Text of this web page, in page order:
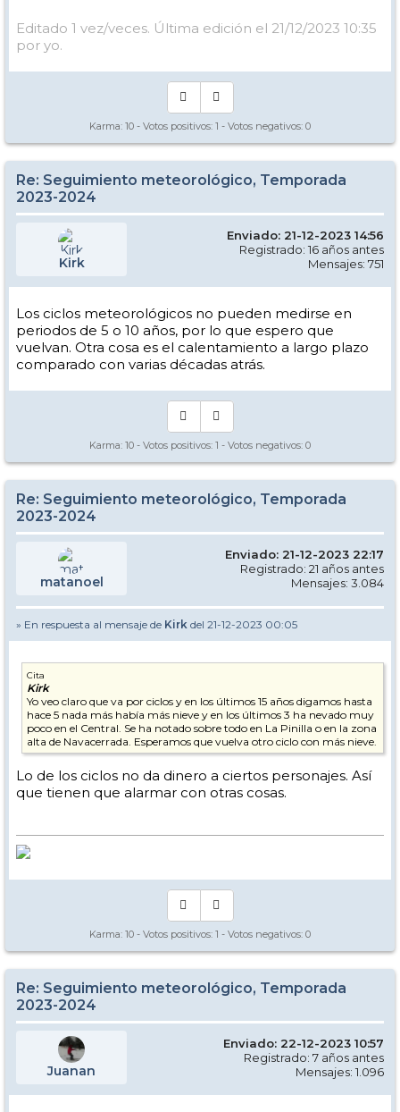
Editado 1 vez/veces. Última edición el 21/12/2023 10:35
por yo.
Karma: 10 - Votos positivos: 1 - Votos negativos: 0
Re: Seguimiento meteorológico, Temporada
2023-2024
Kirk
Enviado: 21-12-2023 14:56
Registrado: 16 años antes
Mensajes: 751
Los ciclos meteorológicos no pueden medirse en
periodos de 5 o 10 años, por lo que espero que
vuelvan. Otra cosa es el calentamiento a largo plazo
comparado con varias décadas atrás.
Karma: 10 - Votos positivos: 1 - Votos negativos: 0
Re: Seguimiento meteorológico, Temporada
2023-2024
matanoel
Enviado: 21-12-2023 22:17
Registrado: 21 años antes
Mensajes: 3.084
» En respuesta al mensaje de Kirk del 21-12-2023 00:05
Cita
Kirk
Yo veo claro que va por ciclos y en los últimos 15 años digamos hasta
hace 5 nada más había más nieve y en los últimos 3 ha nevado muy
poco en el Central. Se ha notado sobre todo en La Pinilla o en la zona
alta de Navacerrada. Esperamos que vuelva otro ciclo con más nieve.
Lo de los ciclos no da dinero a ciertos personajes. Así
que tienen que alarmar con otras cosas.
Karma: 10 - Votos positivos: 1 - Votos negativos: 0
Re: Seguimiento meteorológico, Temporada
2023-2024
Juanan
Enviado: 22-12-2023 10:57
Registrado: 7 años antes
Mensajes: 1.096